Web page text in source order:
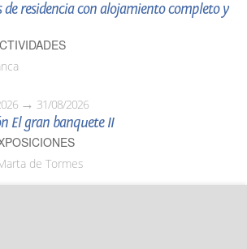
de residencia con alojamiento completo y
31/08/2026
El gran banquete II
de Tormes